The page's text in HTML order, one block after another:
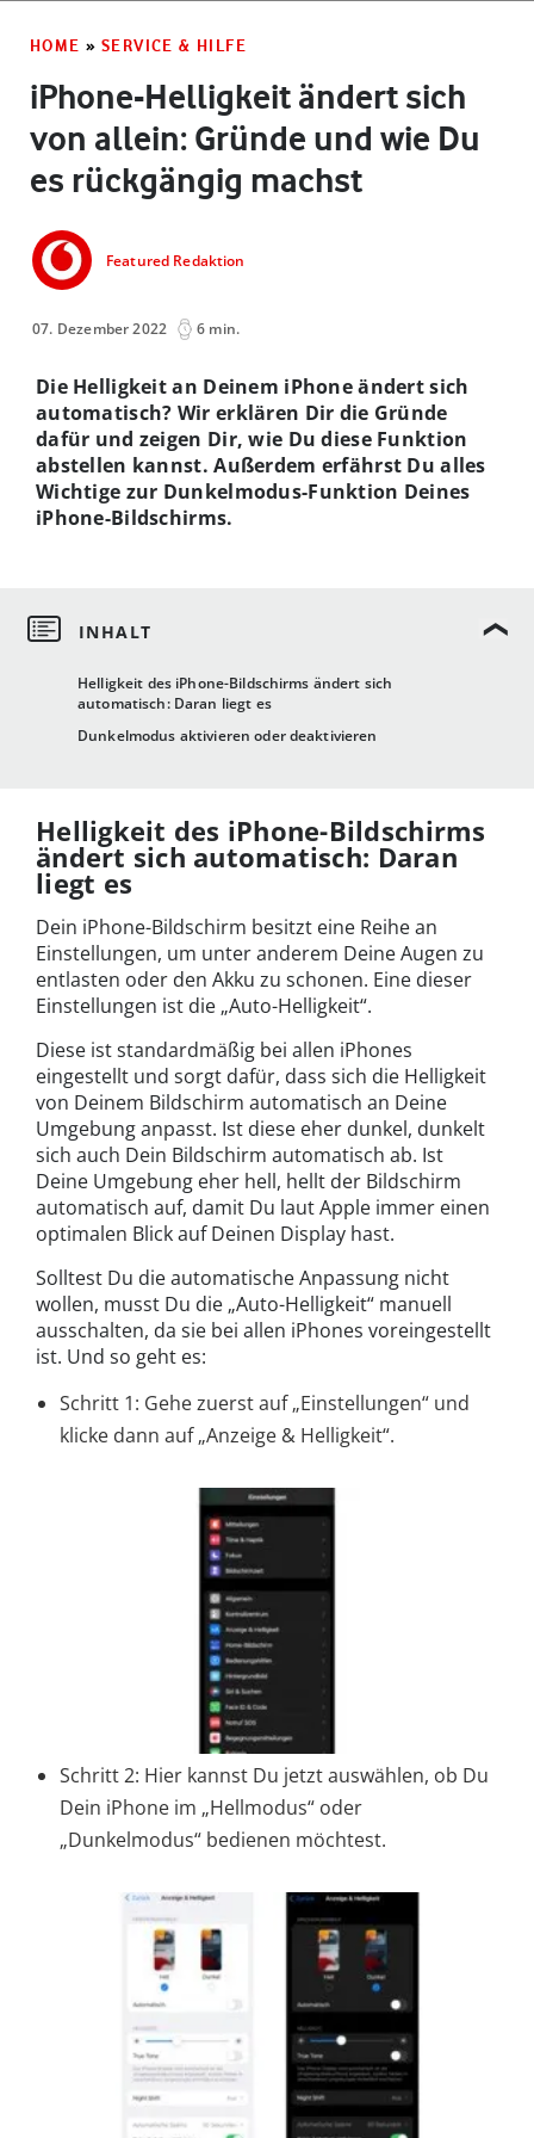
HOME » SERVICE & HILFE
iPhone-Helligkeit ändert sich
von allein: Gründe und wie Du
es rückgängig machst
Featured Redaktion
07. Dezember 2022 6 min.
Helligkeit des iPhone-Bildschirms ändert sich
automatisch: Daran liegt es
Dunkelmodus aktivieren oder deaktivieren
Die Helligkeit an Deinem iPhone ändert sich
automatisch? Wir erklären Dir die Gründe
dafür und zeigen Dir, wie Du diese Funktion
abstellen kannst. Außerdem erfährst Du alles
Wichtige zur Dunkelmodus-Funktion Deines
iPhone-Bildschirms.
Helligkeit des iPhone-Bildschirms
ändert sich automatisch: Daran
liegt es
Dein iPhone-Bildschirm besitzt eine Reihe an
Einstellungen, um unter anderem Deine Augen zu
entlasten oder den Akku zu schonen. Eine dieser
Einstellungen ist die „Auto-Helligkeit“.
Diese ist standardmäßig bei allen iPhones
eingestellt und sorgt dafür, dass sich die Helligkeit
von Deinem Bildschirm automatisch an Deine
Umgebung anpasst. Ist diese eher dunkel, dunkelt
sich auch Dein Bildschirm automatisch ab. Ist
Deine Umgebung eher hell, hellt der Bildschirm
automatisch auf, damit Du laut Apple immer einen
optimalen Blick auf Deinen Display hast.
Solltest Du die automatische Anpassung nicht
wollen, musst Du die „Auto-Helligkeit“ manuell
ausschalten, da sie bei allen iPhones voreingestellt
ist. Und so geht es:
Schritt 1: Gehe zuerst auf „Einstellungen“ und
klicke dann auf „Anzeige & Helligkeit“.
Schritt 2: Hier kannst Du jetzt auswählen, ob Du
Dein iPhone im „Hellmodus“ oder
„Dunkelmodus“ bedienen möchtest.